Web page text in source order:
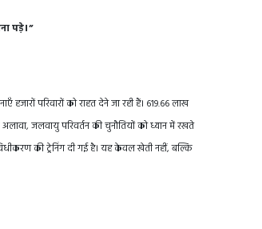
पड़े।”
परिवारों को राहत देने जा रही हैं। 619.66 लाख
जलवायु परिवर्तन की चुनौतियों को ध्यान में रखते
की ट्रेनिंग दी गई है। यह केवल खेती नहीं, बल्कि